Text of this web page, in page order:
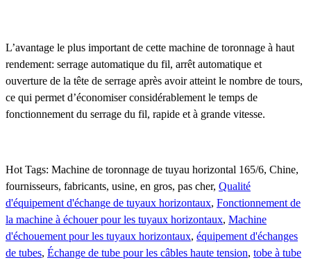
L’avantage le plus important de cette machine de toronnage à haut
rendement: serrage automatique du fil, arrêt automatique et
ouverture de la tête de serrage après avoir atteint le nombre de tours,
ce qui permet d’économiser considérablement le temps de
fonctionnement du serrage du fil, rapide et à grande vitesse.
Hot Tags: Machine de toronnage de tuyau horizontal 165/6, Chine,
fournisseurs, fabricants, usine, en gros, pas cher, Qualité
d'équipement d'échange de tuyaux horizontaux, Fonctionnement de
la machine à échouer pour les tuyaux horizontaux, Machine
d'échouement pour les tuyaux horizontaux, équipement d'échanges
de tubes, Échange de tube pour les câbles haute tension, tobe à tube